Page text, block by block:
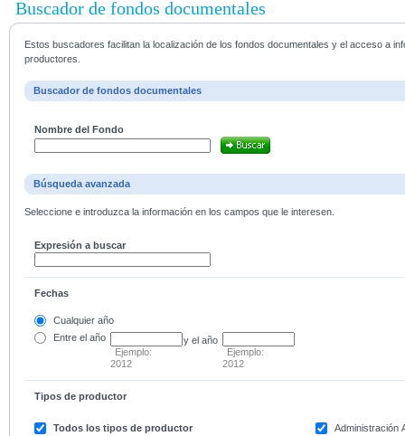
Buscador de fondos documentales
Estos buscadores facilitan la localización de los fondos documentales y el acceso a
productores.
Buscador de fondos documentales
Nombre del Fondo
Búsqueda avanzada
Seleccione e introduzca la información en los campos que le interesen.
Expresión a buscar
Fechas
Cualquier año
Entre el año
Ejemplo:
2012
y el año
Ejemplo:
2012
Tipos de productor
Todos los tipos de productor
Administración